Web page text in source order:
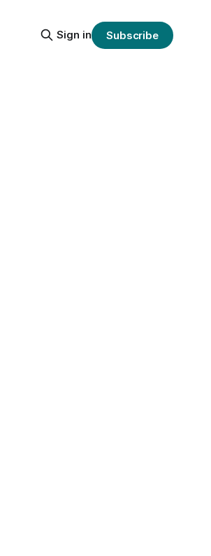
Sign in Subscribe